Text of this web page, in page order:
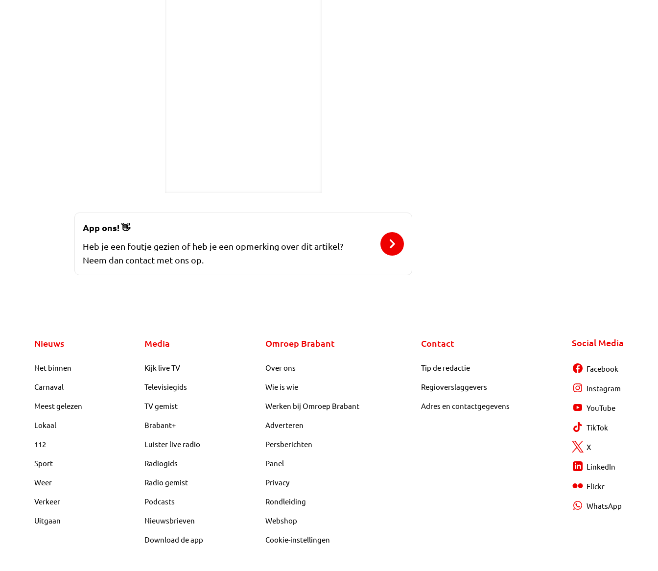
App ons!👋
Heb je een foutje gezien of heb je een opmerking over dit artikel?
Neem dan contact met ons op.
Nieuws
Net binnen
Carnaval
Meest gelezen
Lokaal
112
Sport
Weer
Verkeer
Uitgaan
Media
Kijk live TV
Televisiegids
TV gemist
Brabant+
Luister live radio
Radiogids
Radio gemist
Podcasts
Nieuwsbrieven
Download de app
Omroep Brabant
Over ons
Wie is wie
Werken bij Omroep Brabant
Adverteren
Persberichten
Panel
Privacy
Rondleiding
Webshop
Cookie-instellingen
Contact
Tip de redactie
Regioverslaggevers
Adres en contactgegevens
Social Media
Facebook
Instagram
YouTube
TikTok
X
LinkedIn
Flickr
WhatsApp